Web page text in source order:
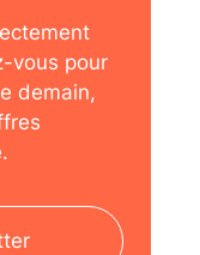
vous pour
demain,